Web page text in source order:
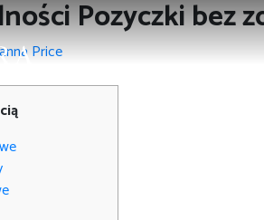
Pozyczki
Price